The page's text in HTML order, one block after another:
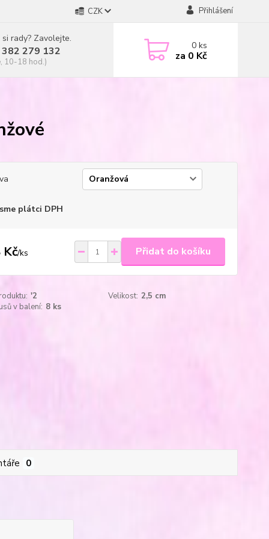
CZK Přihlášení
rady? Zavolejte.
279 132
10-18 hod.)
0ks
za 0 Kč
plátci DPH
Kč/ks Přidat do košíku
'2 Velikost: 2,5 cm
v balení: 8 ks
0